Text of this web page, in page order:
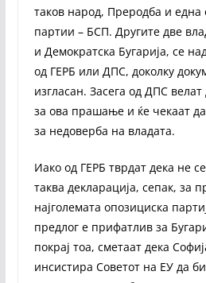
таков народ, Преродба и една
партии – БСП. Другите две
и Демократска Бугарија, се
од ГЕРБ или ДПС, доколку
изгласан. Засега од ДПС
за ова прашање и ќе чекаат
за недоверба на владата.
Иако од ГЕРБ тврдат дека не
таква декларација, сепак, за
најголемата опозициска
предлог е прифатлив за
покрај тоа, сметаат дека
инсистира Советот на ЕУ да